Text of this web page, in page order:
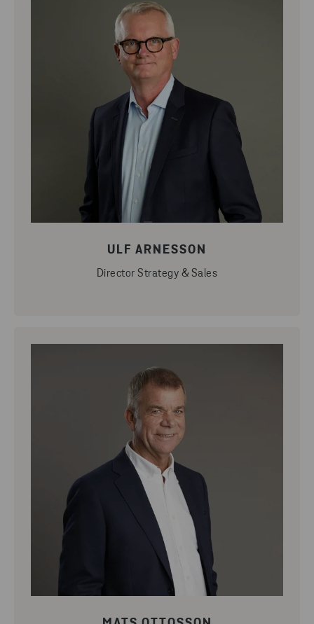
ULF ARNESSON
Director Strategy & Sales